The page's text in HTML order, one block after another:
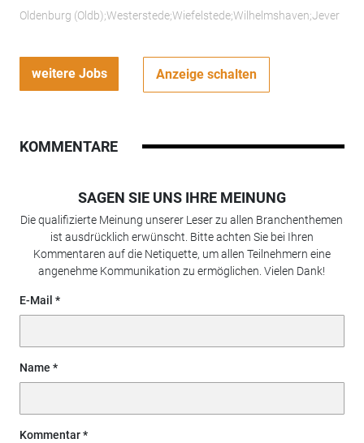
Oldenburg (Oldb);Westerstede;Wiefelstede;Wilhelmshaven;Jever
weitere Jobs Anzeige schalten
KOMMENTARE
SAGEN SIE UNS IHRE MEINUNG
Die qualifizierte Meinung unserer Leser zu allen Branchenthemen
ist ausdrücklich erwünscht. Bitte achten Sie bei Ihren
Kommentaren auf die Netiquette, um allen Teilnehmern eine
angenehme Kommunikation zu ermöglichen. Vielen Dank!
E-Mail
Name
Kommentar